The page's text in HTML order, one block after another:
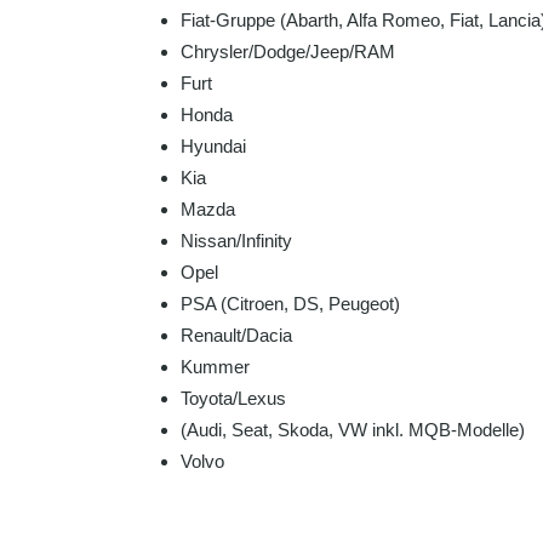
Fiat-Gruppe (Abarth, Alfa Romeo, Fiat,
Chrysler/Dodge/Jeep/RAM
Furt
Honda
Hyundai
Kia
Mazda
Nissan/Infinity
Opel
PSA (Citroen, DS, Peugeot)
Renault/Dacia
Kummer
Toyota/Lexus
(Audi, Seat, Skoda, VW inkl. MQB-Modelle)
Volvo